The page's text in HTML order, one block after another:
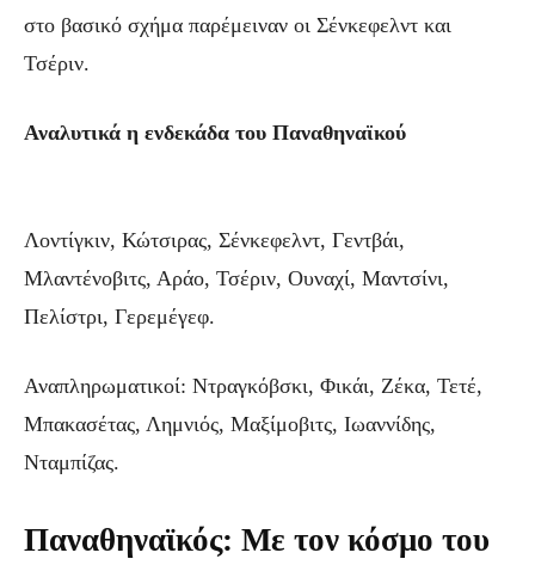
στο βασικό σχήμα παρέμειναν οι Σένκεφελντ και
Τσέριν.
Αναλυτικά η ενδεκάδα του Παναθηναϊκού
Λοντίγκιν, Κώτσιρας, Σένκεφελντ, Γεντβάι,
Μλαντένοβιτς, Αράο, Τσέριν, Ουναχί, Μαντσίνι,
Πελίστρι, Γερεμέγεφ.
Αναπληρωματικοί: Ντραγκόβσκι, Φικάι, Ζέκα, Τετέ,
Μπακασέτας, Λημνιός, Μαξίμοβιτς, Ιωαννίδης,
Νταμπίζας.
Παναθηναϊκός: Με τον κόσμο του